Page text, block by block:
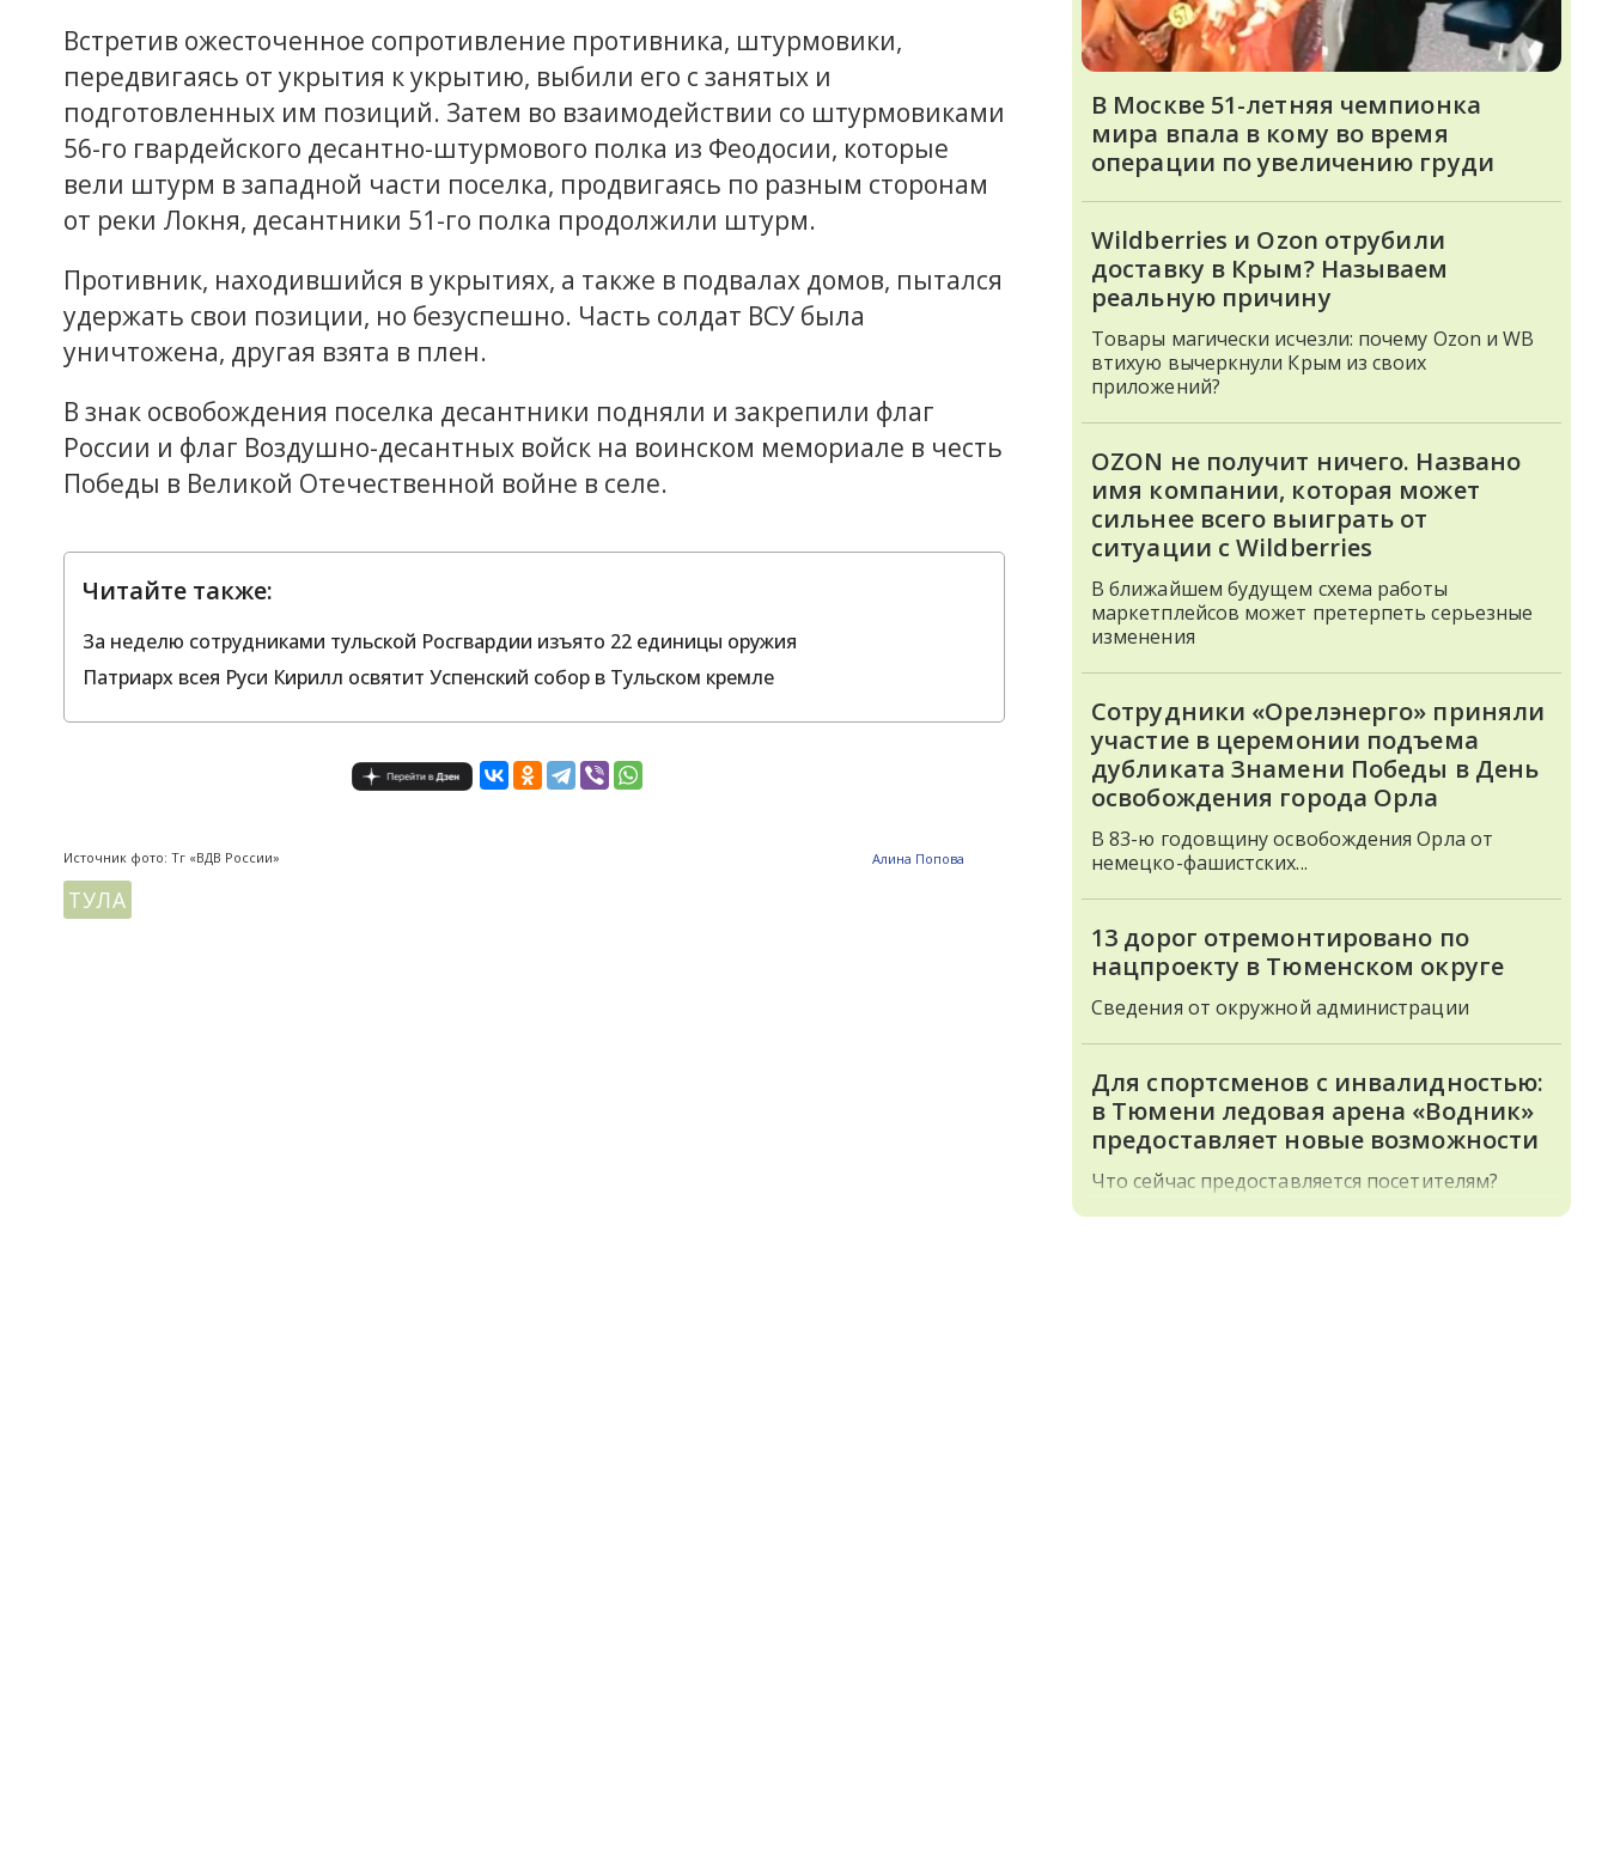
Встретив ожесточенное сопротивление противника, штурмовики,
передвигаясь от укрытия к укрытию, выбили его с занятых и
подготовленных им позиций. Затем во взаимодействии со штурмовиками
56-го гвардейского десантно-штурмового полка из Феодосии, которые
вели штурм в западной части поселка, продвигаясь по разным сторонам
от реки Локня, десантники 51-го полка продолжили штурм.
Противник, находившийся в укрытиях, а также в подвалах домов, пытался
удержать свои позиции, но безуспешно. Часть солдат ВСУ была
уничтожена, другая взята в плен.
В знак освобождения поселка десантники подняли и закрепили флаг
России и флаг Воздушно-десантных войск на воинском мемориале в честь
Победы в Великой Отечественной войне в селе.
Читайте также:
За неделю сотрудниками тульской Росгвардии изъято 22 единицы оружия
Патриарх всея Руси Кирилл освятит Успенский собор в Тульском кремле
Источник фото: Тг «ВДВ России» Алина Попова
ТУЛА
В Москве 51-летняя чемпионка
мира впала в кому во время
операции по увеличению груди
Wildberries и Ozon отрубили
доставку в Крым? Называем
реальную причину
Товары магически исчезли: почему Ozon и WB
втихую вычеркнули Крым из своих
приложений?
OZON не получит ничего. Названо
имя компании, которая может
сильнее всего выиграть от
ситуации с Wildberries
В ближайшем будущем схема работы
маркетплейсов может претерпеть серьезные
изменения
Сотрудники «Орелэнерго» приняли
участие в церемонии подъема
дубликата Знамени Победы в День
освобождения города Орла
В 83-ю годовщину освобождения Орла от
немецко-фашистских...
13 дорог отремонтировано по
нацпроекту в Тюменском округе
Сведения от окружной администрации
Для спортсменов с инвалидностью:
в Тюмени ледовая арена «Водник»
предоставляет новые возможности
Что сейчас предоставляется посетителям?